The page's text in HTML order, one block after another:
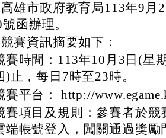
雄市政府教育局113年9月
函辦理。
賽資訊摘要如下：
賽時間：113年10月3日(星
)止，每日7時至23時。
賽平台： http://
賽項目及規則：參賽者於
端帳號登入，闖關通過獎